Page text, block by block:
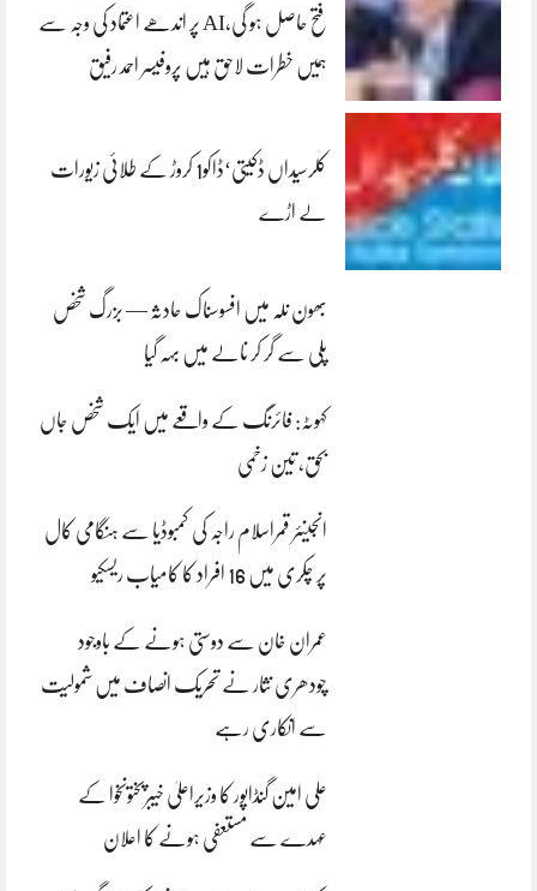
فتح حاصل ہو گی،AI پر اندھے اعتماد کی وجہ سے
ہمیں خطرات لاحق ہیں پروفیسر احمد رفیق
کلرسیداں ڈکیتی‘ڈاکو1 کروڑ کے طلائی زیورات
لے اڑے
بھون نلہ میں افسوسناک حادثہ — بزرگ شخص
پلی سے گر کر نالے میں بہہ گیا
کہوٹہ: فائرنگ کے واقعے میں ایک شخص جاں
بحق، تین زخمی
انجینئر قمراسلام راجہ کی کمبوڈیا سے ہنگامی کال
پر چکری میں 16 افراد کا کامیاب ریسکیو
عمران خان سے دوستی ہونے کے باوجود
چودھری نثار نے تحریک انصاف میں شمولیت
سے انکاری رہے
علی امین گنڈاپور کا وزیراعلیٰ خیبرپختونخوا کے
عہدے سے مستعفی ہونے کا اعلان